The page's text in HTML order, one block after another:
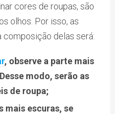
cores de roupas, são
olhos. Por isso, as
composição delas será:
, observe a parte mais
modo, serão as
de roupa;
mais escuras, se